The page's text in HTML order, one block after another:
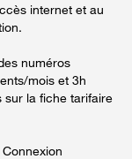
internet et au
numéros
mois et 3h
sur la fiche tarifaire
Connexion